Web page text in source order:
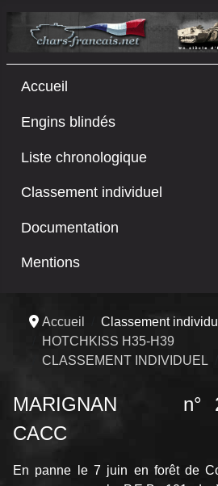
Accueil
Engins blindés
Liste chronologique
Classement individuel
Documentation
Mentions
Accueil
Classement
HOTCHKISS H35-H39
CLASSEMENT INDIVIDUEL
MARIGNAN
CACC
En panne le 7 juin en forêt de